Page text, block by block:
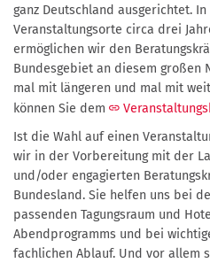
ganz Deutschland ausgerichtet.
Veranstaltungsorte circa drei
ermöglichen wir den
Bundesgebiet an diesem großen
mal mit längeren und mal mit
können Sie dem
Ist die Wahl auf einen
wir in der Vorbereitung mit der
und/oder engagierten
Bundesland. Sie helfen uns bei
passenden Tagungsraum und
Abendprogramms und bei
fachlichen Ablauf. Und vor allem